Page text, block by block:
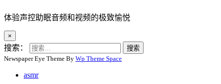
体验声控助眠音频和视频的极致愉悦
×
搜索：
Newspaper Eye Theme By Wp Theme Space
asmr